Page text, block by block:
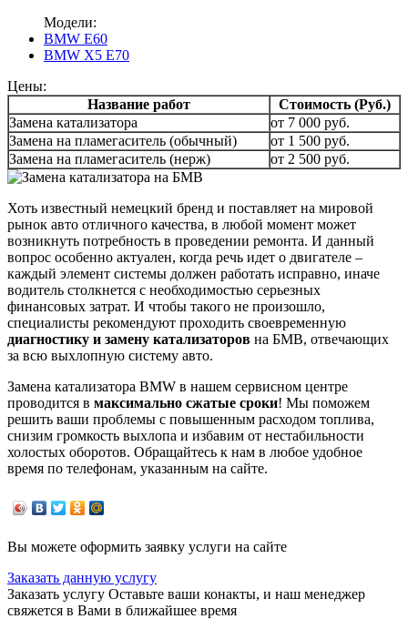
Модели:
BMW E60
BMW X5 E70
Цены:
Название работ
Стоимость (Руб.)
Замена катализатора
от 7 000 руб.
Замена на пламегаситель (обычный)
от 1 500 руб.
Замена на пламегаситель (нерж)
от 2 500 руб.
Хоть известный немецкий бренд и поставляет на мировой
рынок авто отличного качества, в любой момент может
возникнуть потребность в проведении ремонта. И данный
вопрос особенно актуален, когда речь идет о двигателе –
каждый элемент системы должен работать исправно, иначе
водитель столкнется с необходимостью серьезных
финансовых затрат. И чтобы такого не произошло,
специалисты рекомендуют проходить своевременную
диагностику и замену катализаторов на БМВ, отвечающих
за всю выхлопную систему авто.
Замена катализатора BMW в нашем сервисном центре
проводится в максимально сжатые сроки! Мы поможем
решить ваши проблемы с повышенным расходом топлива,
снизим громкость выхлопа и избавим от нестабильности
холостых оборотов. Обращайтесь к нам в любое удобное
время по телефонам, указанным на сайте.
Вы можете оформить заявку услуги на сайте
Заказать данную услугу
Заказать услугу Оставьте ваши конакты, и наш менеджер
свяжется в Вами в ближайшее время